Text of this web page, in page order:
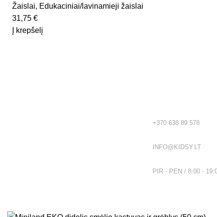
Žaislai, Edukaciniai/lavinamieji žaislai
31,75 €
Į krepšelį
+370 638 89 578
INFO@KIDSY.LT
PIR - PEN / 8:00 -